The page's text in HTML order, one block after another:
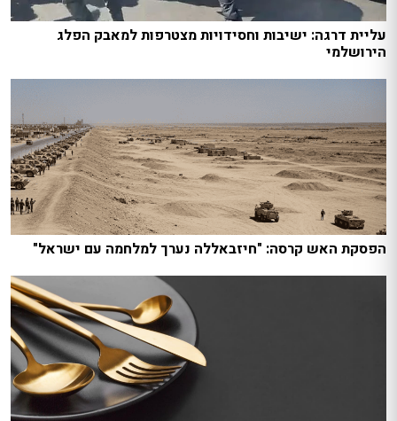
עליית דרגה: ישיבות וחסידויות מצטרפות למאבק הפלג
הירושלמי
הפסקת האש קרסה: "חיזבאללה נערך למלחמה עם ישראל"